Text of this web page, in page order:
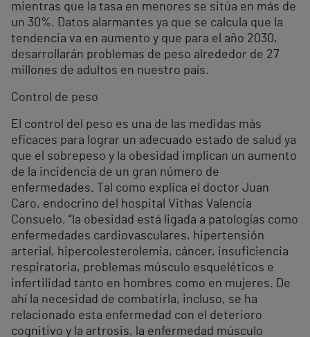
mientras que la tasa en menores se sitúa en más de
un 30%. Datos alarmantes ya que se calcula que la
tendencia va en aumento y que para el año 2030,
desarrollarán problemas de peso alrededor de 27
millones de adultos en nuestro país.
Control de peso
El control del peso es una de las medidas más
eficaces para lograr un adecuado estado de salud ya
que el sobrepeso y la obesidad implican un aumento
de la incidencia de un gran número de
enfermedades. Tal como explica el doctor Juan
Caro, endocrino del hospital Vithas Valencia
Consuelo, “la obesidad está ligada a patologías como
enfermedades cardiovasculares, hipertensión
arterial, hipercolesterolemia, cáncer, insuficiencia
respiratoria, problemas músculo esqueléticos e
infertilidad tanto en hombres como en mujeres. De
ahí la necesidad de combatirla, incluso, se ha
relacionado esta enfermedad con el deterioro
cognitivo y la artrosis, la enfermedad músculo